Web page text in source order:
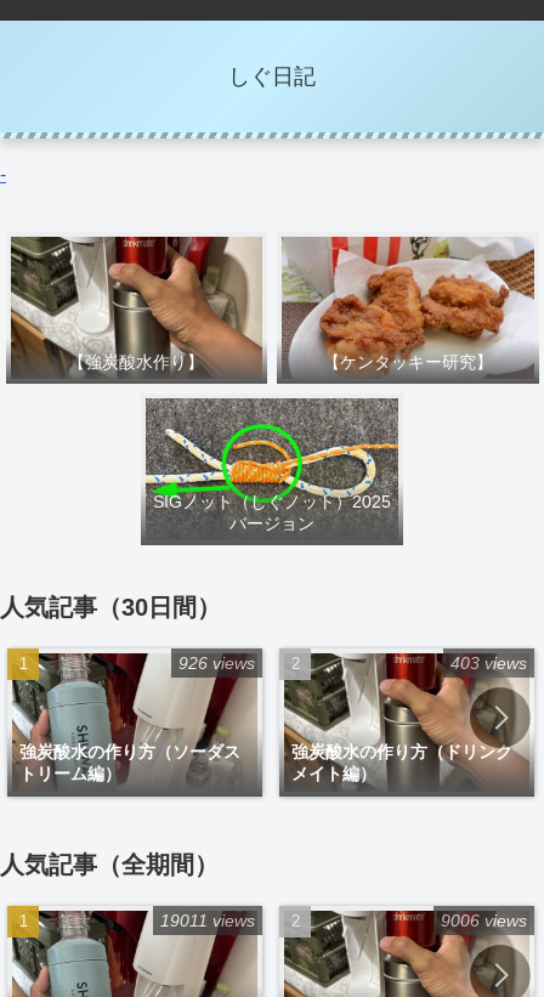
しぐ日記
-
【強炭酸水作り】 【ケンタッキー研究】
SIGノット（しぐノット）2025
バージョン
人気記事（30日間）
強炭酸水の作り方（ソーダス
トリーム編）
926 views
強炭酸水の作り方（ドリンク
メイト編）
403 views
人気記事（全期間）
19011 views 9006 views